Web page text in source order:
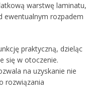
warstwę laminatu,
ewentualnym rozpadem
praktyczną, dzieląc
się w otoczenie.
na uzyskanie nie
rozwiązania